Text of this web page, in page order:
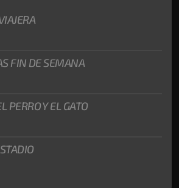
FIN DE SEMANA
PERRO Y EL GATO